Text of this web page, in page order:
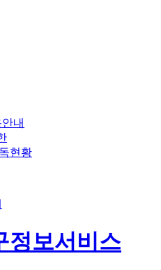
내
현황